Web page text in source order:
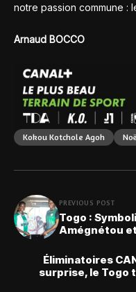
notre passion commune :
Arnaud BOCCO
Kokou Kotchole Agoh
PREVIOUS POST
Togo :
Amégnétou
Éliminatoires
surprise, le Togo